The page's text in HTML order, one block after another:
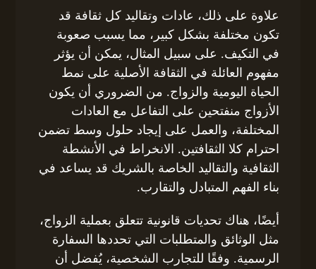
علاوة على ذلك، عادات وتقاليد كل ثقافة قد
تكون مختلفة بشكل كبير، مما يسبب صعوبة
في التكيف. على سبيل المثال، يمكن أن يؤثر
مفهوم العائلة في الثقافة الأصلية على نمط
الحياة اليومية والزواج. من الضروري أن يكون
الأزواج منفتحين على التفاعل مع العادات
المختلفة، والعمل على إيجاد حلول وسط تضمن
احترام كلا الثقافتين. الانخراط في الأنشطة
الثقافية والتقاليد الخاصة بالشريك قد يساعد في
بناء الفهم المتبادل والتقارب.
أيضًا، هناك تحديات قانونية تتعلق بعملية الزواج،
مثل الوثائق والمتطلبات التي تحددها السفارة
الرسمية. وفقًا للتجارب الشخصية، يُفضل أن